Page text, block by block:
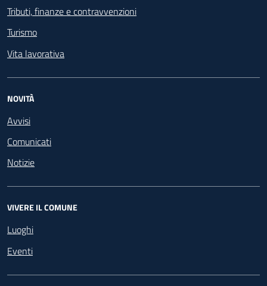
Tributi, finanze e contravvenzioni
Turismo
Vita lavorativa
NOVITÀ
Avvisi
Comunicati
Notizie
VIVERE IL COMUNE
Luoghi
Eventi